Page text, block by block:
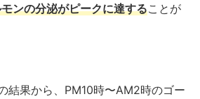
ンの分泌がピークに達することが
結果から、PM10時〜AM2時のゴー